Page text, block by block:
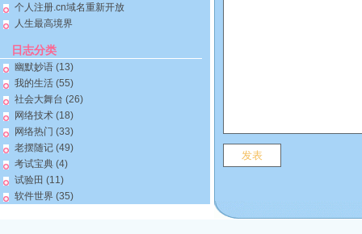
个人注册.cn域名重新开放
人生最高境界
日志分类
幽默妙语 (13)
我的生活 (55)
社会大舞台 (26)
网络技术 (18)
网络热门 (33)
老摆随记 (49)
考试宝典 (4)
试验田 (11)
软件世界 (35)